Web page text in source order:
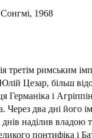
1968
третім римським
Цезар, більш
Германіка і
Через два дні його
наділив владою
понтифіка і